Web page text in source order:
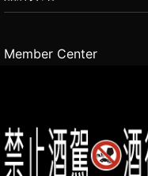
Member Center
2021思橙國際有限公司 版權所